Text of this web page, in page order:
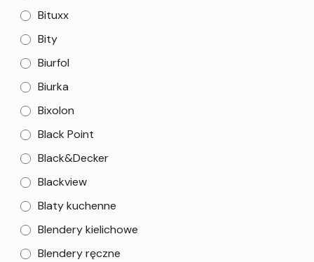
Bituxx
Bity
Biurfol
Biurka
Bixolon
Black Point
Black&Decker
Blackview
Blaty kuchenne
Blendery kielichowe
Blendery ręczne